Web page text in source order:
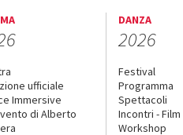
ufficiale
Immersive
di Alberto
DANZA
2026
Festival
Programma
Spettacoli
Incontri - Film
Workshop